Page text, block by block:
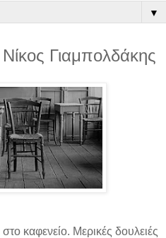
▼
Γιαμπολδάκης
καφενείο. Μερικές δουλειές